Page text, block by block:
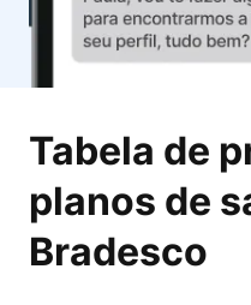
Tabela de
planos de
Bradesco